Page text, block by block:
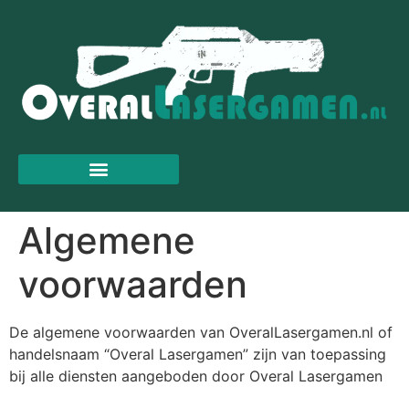
Algemene
voorwaarden
De algemene voorwaarden van OveralLasergamen.nl of
handelsnaam “Overal Lasergamen” zijn van toepassing
bij alle diensten aangeboden door Overal Lasergamen